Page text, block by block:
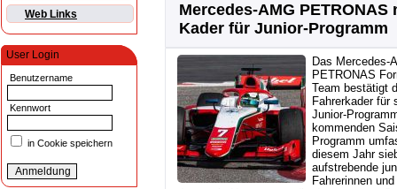
Web Links
User Login
Benutzername
Kennwort
in Cookie speichern
Mercedes-AMG PETRONAS
Kader für Junior-Programm
Das Mercedes-
PETRONAS
Team bestätigt
Fahrerkader für
Junior-
kommenden
Programm
diesem Jahr
aufstrebende
Fahrerinnen